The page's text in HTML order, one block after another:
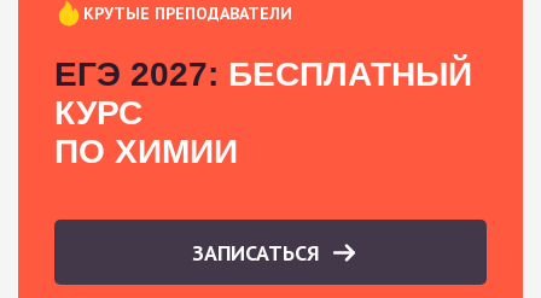
КРУТЫЕ ПРЕПОДАВАТЕЛИ
ЕГЭ 2027: БЕСПЛАТНЫЙ
КУРС
ПО ХИМИИ
ЗАПИСАТЬСЯ